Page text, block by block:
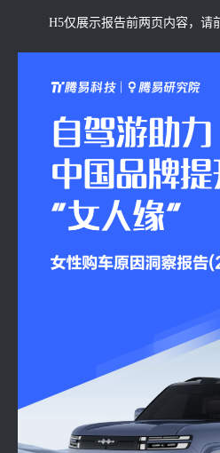
H5仅展示报告前两页内容，请